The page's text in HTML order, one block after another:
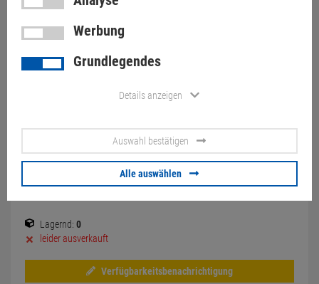
15,6" Dell Latitude E6530 i5
3320M 2,6GHz 4GB Cam
Teildefekt Teile fehlen B-Ware
69,70 €
Lagernd: 0
leider ausverkauft
Verfügbarkeitsbenachrichtigung
Werbung
Grundlegendes
Details anzeigen
Auswahl bestätigen
Alle auswählen